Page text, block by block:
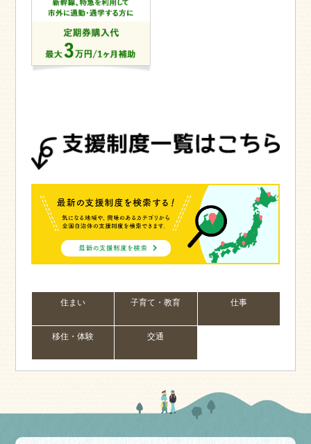
住まい 子育て・教育 仕事
移住・体験 交通